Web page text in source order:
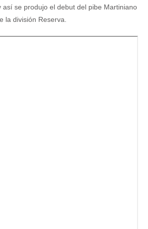
así se produjo el debut del pibe Martiniano
la división Reserva.